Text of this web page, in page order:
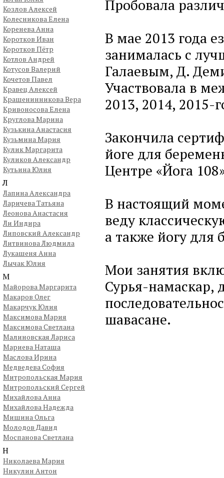
Козлов Алексей
Колесникова Елена
Коренева Анна
Коротков Иван
Коротков Пётр
Котлов Андрей
Котусов Валерий
Кочетов Павел
Кравец Алексей
Крашенинникова Вера
Кривоносова Елена
Круглова Марина
Кузькина Анастасия
Кузьмина Мария
Кулик Маргарита
Куликов Александр
Кутьина Юлия
Л
Лапина Александра
Ларичева Татьяна
Леонова Анастасия
Ли Индира
Липовский Александр
Литвинова Людмила
Лукашеня Анна
Лычак Юлия
М
Майорова Маргарита
Макаров Олег
Макарчук Юлия
Максимова Мария
Максимова Светлана
Малиновская Лариса
Мариева Наташа
Маслова Ирина
Медведева София
Митропольская Мария
Митропольский Сергей
Михайлова Анна
Михайлова Надежда
Мишина Ольга
Молодов Давид
Моспанова Светлана
Н
Николаева Мария
Никулин Антон
Пробовала
В мае 2013 года
занималась с
Галаевым, Д.
Участвовала в
2013, 2014, 2015-
Закончила
йоге для
Центре «Йога
В настоящий
веду
а также йогу для
Мои занятия
Сурья-намаскар,
шавасане.